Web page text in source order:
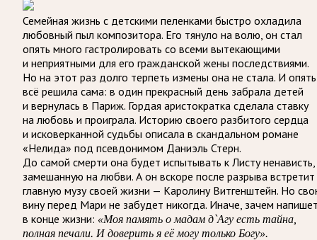
Семейная жизнь с детскими пеленками быстро охладила
любовный пыл композитора. Его тянуло на волю, он стал
опять много гастролировать со всеми вытекающими
и неприятными для его гражданской жены последствиями.
Но на этот раз долго терпеть измены она не стала. И опять
всё решила сама: в один прекрасный день забрала детей
и вернулась в Париж. Гордая аристократка сделала ставку
на любовь и проиграла. Историю своего разбитого сердца
и исковерканной судьбы описала в скандальном романе
«Нелида» под псевдонимом Даниэль Стерн.
До самой смерти она будет испытывать к Листу ненависть,
замешанную на любви. А он вскоре после разрыва встретит
главную музу своей жизни — Каролину Витгенштейн. Но
вину перед Мари не забудет никогда. Иначе, зачем
в конце жизни: «Моя память о мадам д`Агу есть тайна,
полная печали. И доверить я её могу только Богу».